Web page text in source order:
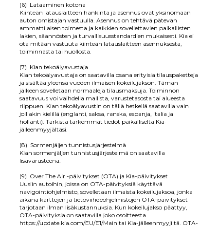
(6) Lataaminen kotona
Kiinteän latauslaitteen hankinta ja asennus ovat yksinomaan
auton omistajan vastuulla. Asennus on tehtävä pätevän
ammattilaisen toimesta ja kaikkien sovellettavien paikallisten
lakien, säännösten ja turvallisuusstandardien mukaisesti. Kia ei
ota mitään vastuuta kiinteän latauslaitteen asennuksesta,
toiminnasta tai huollosta.
(7) Kian tekoälyavustaja
Kian tekoälyavustaja on saatavilla osana erityisiä tilauspaketteja
ja sisältää yleensä vuoden ilmaisen kokeilujakson. Tämän
jälkeen sovelletaan normaaleja tilausmaksuja. Toiminnon
saatavuus voi vaihdella mallista, varustetasosta tai alueesta
riippuen. Kian tekoälyavustin on tällä hetkellä saatavilla vain
joillakin kielillä (englanti, saksa, ranska, espanja, italia ja
hollanti). Tarkista tarkemmat tiedot paikalliselta Kia-
jälleenmyyjältäsi.
(8) Sormenjäljen tunnistusjärjestelmä
Kian sormenjäljen tunnistusjärjestelmä on saatavilla
lisävarusteena.
(9) Over The Air -päivitykset (OTA) ja Kia-päivitykset
Uusiin autoihin, joissa on OTA-päivityksiä käyttävä
navigointiohjelmisto, sovelletaan ilmaista kokeilujaksoa, jonka
aikana karttojen ja tietoviihdeohjelmistojen OTA-päivitykset
tarjotaan ilman lisäkustannuksia. Kun kokeilujakso päättyy,
OTA-päivityksiä on saatavilla joko osoitteesta
https://update.kia.com/EU/E1/Main tai Kia-jälleenmyyjiltä. OTA-